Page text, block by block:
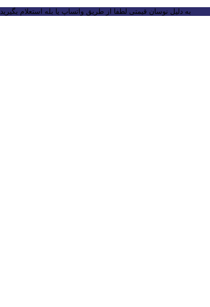
به دلیل نوسان قیمتی لطفا از طریق واتساپ یا بله استعلام بگیرید